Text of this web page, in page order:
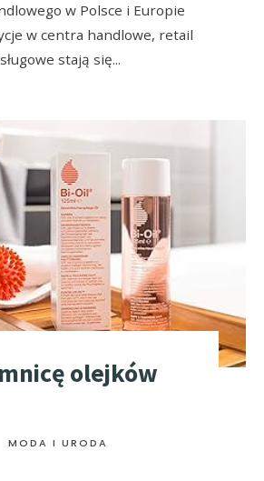
w Polsce i Europie
w centra handlowe, retail
stają się...
olejków
MODA I URODA